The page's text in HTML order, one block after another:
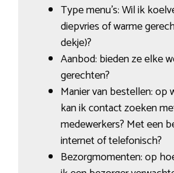
Type menu’s: Wil ik
diepvries of warme
dekje)?
Aanbod: bieden ze elke
gerechten?
Manier van bestellen: op
kan ik contact zoeken
medewerkers? Met een
internet of telefonisch?
Bezorgmomenten: op